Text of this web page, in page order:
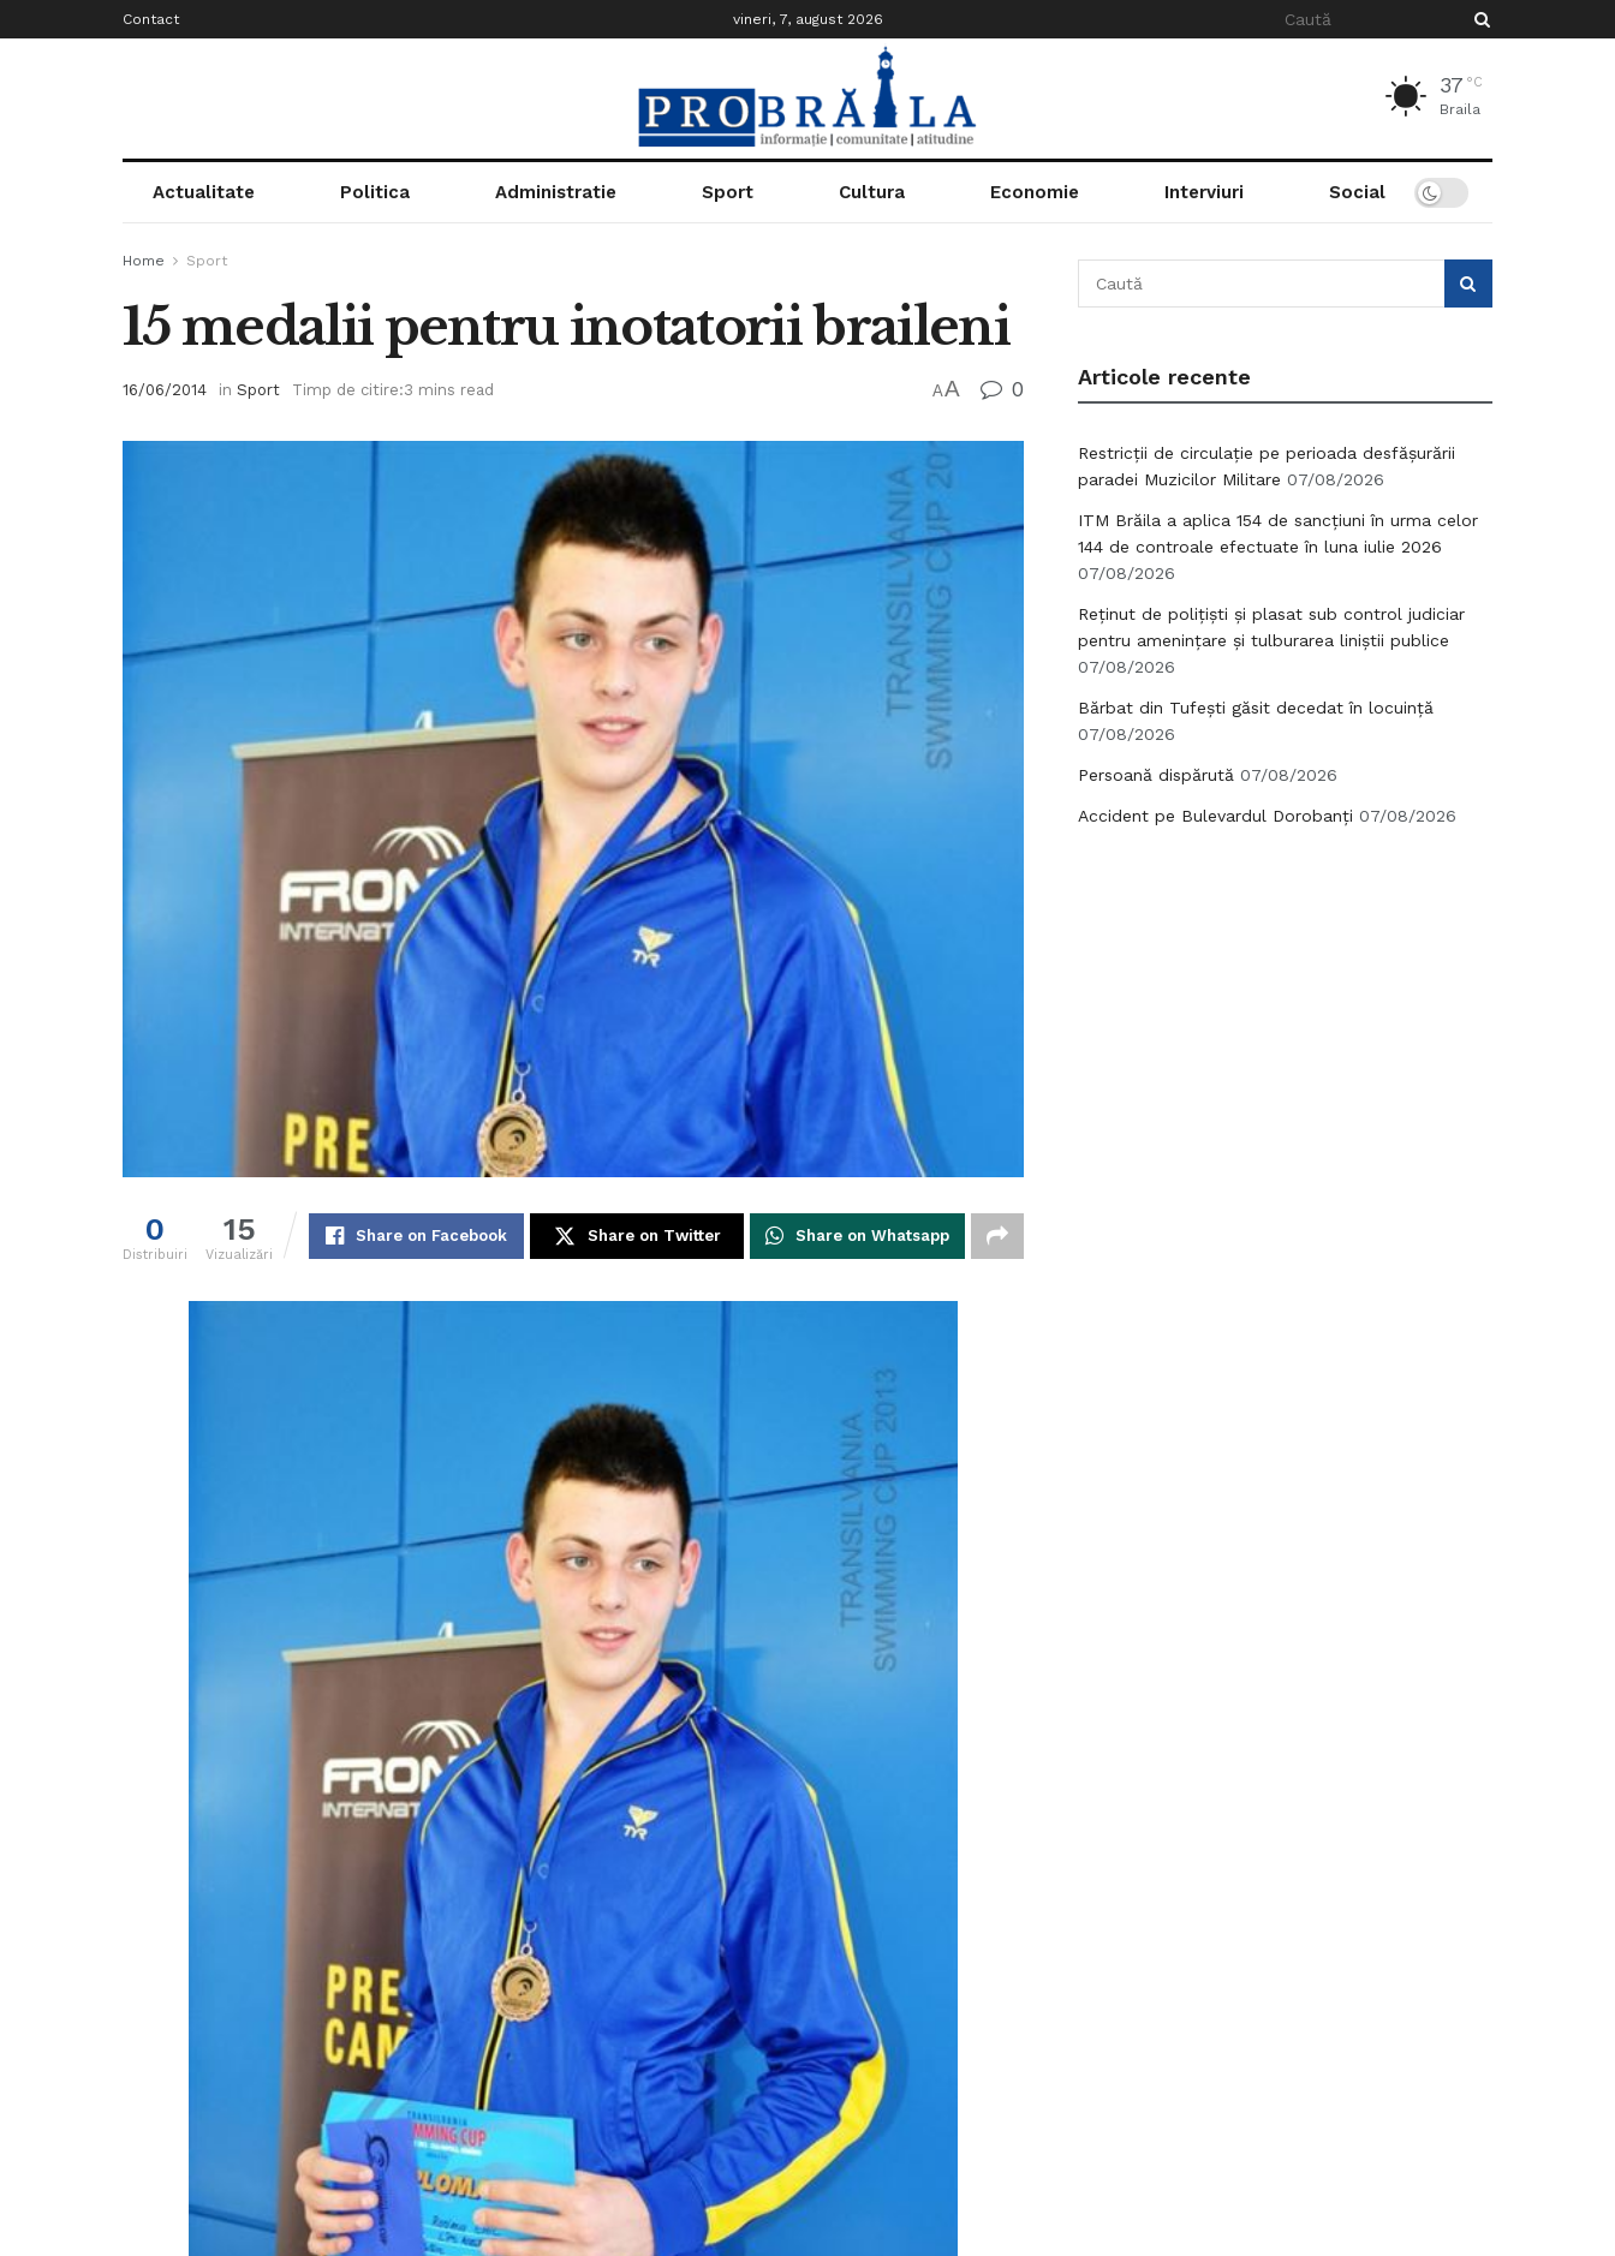
Contact vineri, 7, august 2026
37 °C
Braila
Actualitate Politica Administratie Sport Cultura Economie Interviuri Social
Home Sport
15 medalii pentru inotatorii braileni
16/06/2014 in Sport Timp de citire:3 mins read AA 0
0
Distribuiri
15
Vizualizări
Share on Facebook Share on Twitter Share on Whatsapp
Articole recente
Restricții de circulație pe perioada desfășurării
paradei Muzicilor Militare 07/08/2026
ITM Brăila a aplica 154 de sancțiuni în urma celor
144 de controale efectuate în luna iulie 2026
07/08/2026
Reținut de polițiști și plasat sub control judiciar
pentru amenințare și tulburarea liniștii publice
07/08/2026
Bărbat din Tufești găsit decedat în locuință
07/08/2026
Persoană dispărută 07/08/2026
Accident pe Bulevardul Dorobanți 07/08/2026